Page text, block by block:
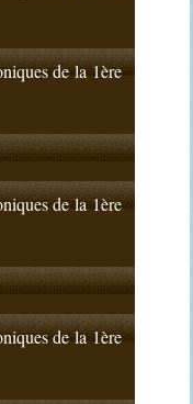
de la 1ère
de la 1ère
de la 1ère